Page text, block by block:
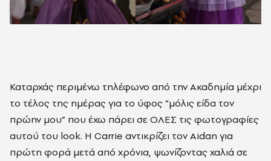
Καταρχάς περιμένω τηλέφωνο από την Ακαδημία μέχρι
το τέλος της ημέρας για το ύφος “μόλις είδα τον
πρώην μου” που έχω πάρει σε OΛΕΣ τις φωτογραφίες
αυτού του look. Η Carrie αντικρίζει τον Aidan για
πρώτη φορά μετά από χρόνια, ψωνίζοντας χαλιά σε